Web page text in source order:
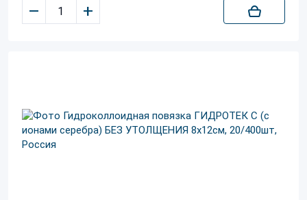
– +